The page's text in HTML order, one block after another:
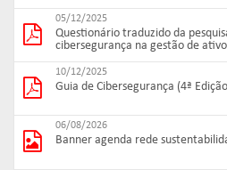
05/12/2025
Questionário traduzido da
cibersegurança na gestão de
10/12/2025
Guia de Cibersegurança (4ª
06/08/2026
Banner agenda rede